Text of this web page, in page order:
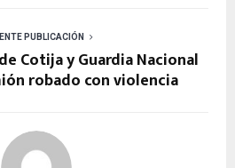
PUBLICACIÓN
Cotija y Guardia Nacional
robado con violencia